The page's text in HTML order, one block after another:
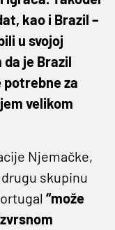
kao i Brazil –
u svojoj
je Brazil
za
velikom
Njemačke,
skupinu
“može